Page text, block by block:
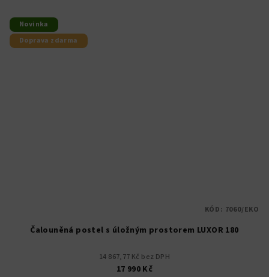
Novinka
Doprava zdarma
Čalouněná postel s úložným prostorem LUXOR 180
14 867,77 Kč bez DPH
17 990 Kč
KÓD: 7060/EKO